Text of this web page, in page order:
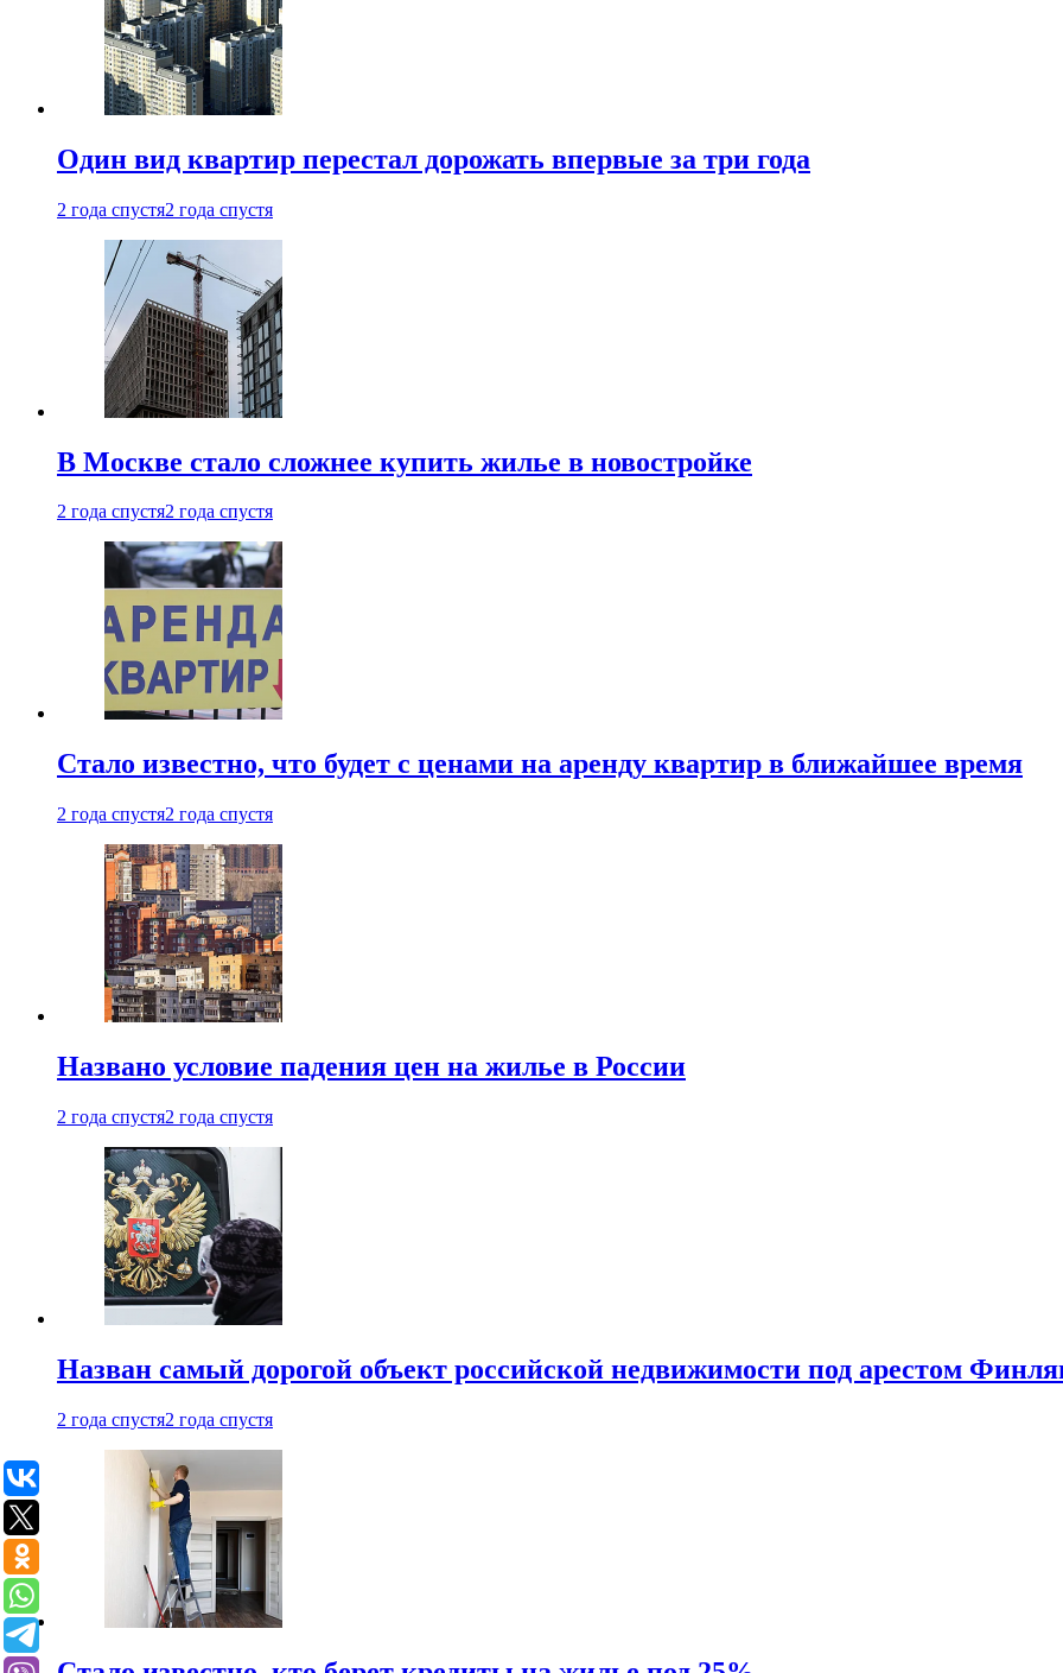
Один вид квартир перестал дорожать впервые за три года
2 года спустя2 года спустя
В Москве стало сложнее купить жилье в новостройке
2 года спустя2 года спустя
Стало известно, что будет с ценами на аренду квартир в ближайшее время
2 года спустя2 года спустя
Названо условие падения цен на жилье в России
2 года спустя2 года спустя
Назван самый дорогой объект российской недвижимости под арестом
2 года спустя2 года спустя